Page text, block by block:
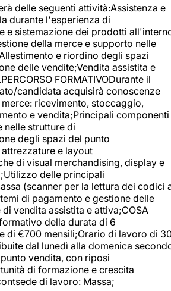
delle seguenti attività:Assistenza e
durante l'esperienza di
e sistemazione dei prodotti
della merce e supporto nelle
e riordino degli spazi
delle vendite;Vendita assistita e
FORMATIVODurante il
candidata acquisirà conoscenze
ricevimento, stoccaggio,
e vendita;Principali componenti
nelle strutture di
degli spazi del punto
e layout
di visual merchandising, display e
delle principali
(scanner per la lettura dei codici
di pagamento e gestione delle
vendita assistita e attiva;COSA
della durata di 6
di €700 mensili;Orario di lavoro di
dal lunedì alla domenica
vendita, con riposi
di formazione e crescita
di lavoro: Massa;